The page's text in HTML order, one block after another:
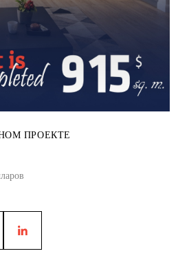
ПРОЕКТЕ